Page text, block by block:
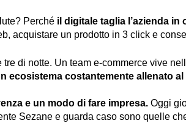
Perché il digitale taglia l’azienda in
acquistare un prodotto in 3 click e
di notte. Un team e-commerce vive
ecosistema costantemente allenato
e un modo di fare impresa. Oggi
Sezane e guarda caso sono quelle